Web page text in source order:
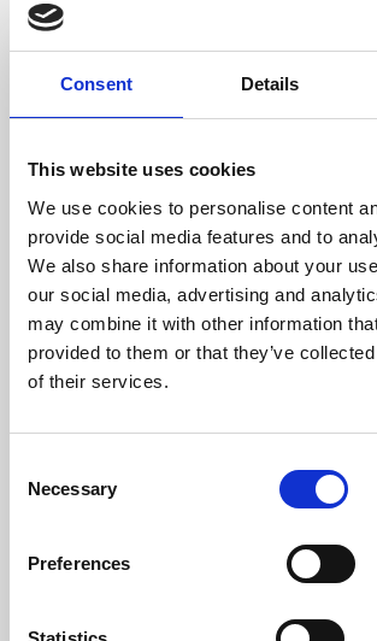
Consent Details
This website uses cookies
We use cookies to personalise content
provide social media features and to
We also share information about your
our social media, advertising and
may combine it with other information
provided to them or that they’ve
of their services.
Selection
Necessary
Preferences
Capacidade Depósito Pellets (Kg)
Tensão Nominal (V)
Temperatura Mínima de Gases (ºC)
Peso (kg)
Diámetro da chaminé (mm)
Peso
Diâmetro